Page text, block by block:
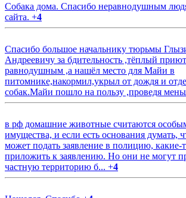
Собака дома. Спасибо неравнодушным
сайта. +4
Спасибо большое начальнику тюрьмы
Андреевичу за бдительность ,тёплый
равнодушным ,а нашёл место для Майи в
питомнике,накормил,укрыл от дождя и
собак.Майи пошло на пользу ,проведя
в рф домашние животные считаются
имущества, и если есть основания думать,
может подать заявление в полицию, какие-
приложить к заявлению. Но они не могут
частную территорию б... +4